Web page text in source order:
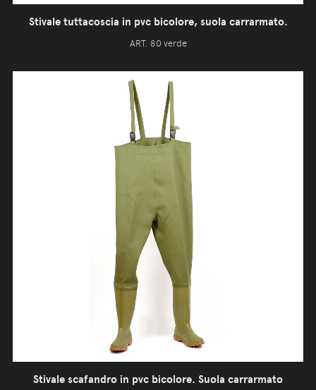
Stivale tuttacoscia in pvc bicolore, suola carrarmato.
ART. 80 verde
Stivale scafandro in pvc bicolore. Suola carrarmato